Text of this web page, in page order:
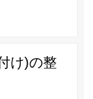
け)の整